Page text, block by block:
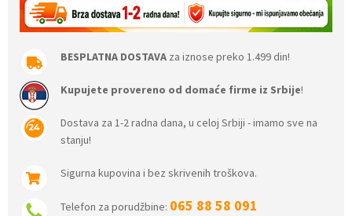
BESPLATNA DOSTAVA za iznose preko 1.499 din!
Kupujete provereno od domaće firme iz Srbije!
Dostava za 1-2 radna dana, u celoj Srbiji - imamo sve na
stanju!
Sigurna kupovina i bez skrivenih troškova.
Telefon za porudžbine: 065 88 58 091